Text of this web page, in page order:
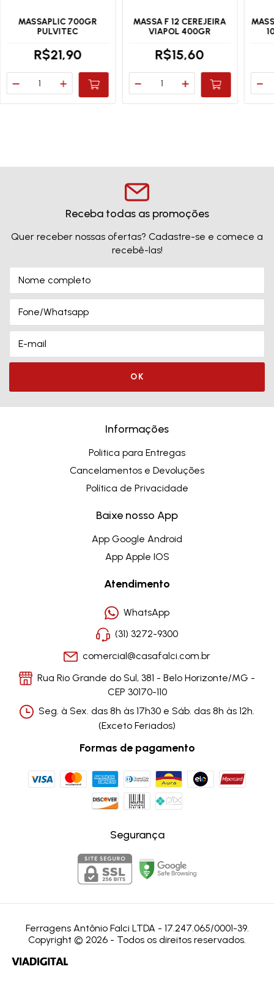
MASSAPLIC 700GR
PULVITEC
R$21,90
MASSA F 12 CEREJEIRA
VIAPOL 400GR
R$15,60
Receba todas as promoções
Quer receber nossas ofertas? Cadastre-se e comece a
recebê-las!
Informações
Politica para Entregas
Cancelamentos e Devoluções
Política de Privacidade
Baixe nosso App
App Google Android
App Apple IOS
Atendimento
WhatsApp
(31) 3272-9300
comercial@casafalci.com.br
Rua Rio Grande do Sul, 381 - Belo Horizonte/MG -
CEP 30170-110
Seg. à Sex. das 8h às 17h30 e Sáb. das 8h às 12h.
(Exceto Feriados)
Formas de pagamento
Segurança
Ferragens Antônio Falci LTDA - 17.247.065/0001-39.
Copyright © 2026 - Todos os direitos reservados.